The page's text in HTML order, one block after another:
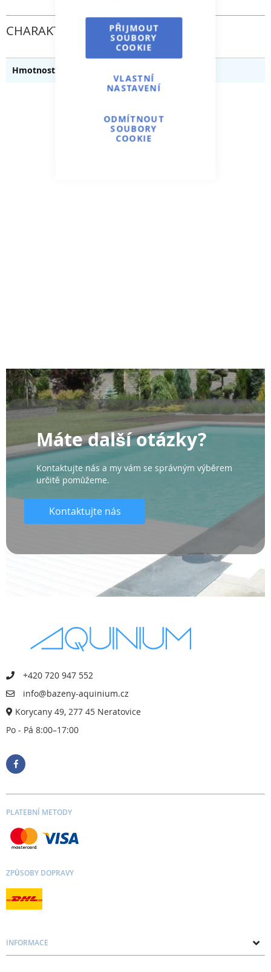
PŘIJMOUT
SOUBORY
COOKIE
VLASTNÍ
NASTAVENÍ
ODMÍTNOUT
SOUBORY
COOKIE
CHARAKTERISTICKÝ
Máte další otázky?
Kontaktujte nás a my vám se správným výběrem
určitě pomůžeme.
Kontaktujte nás
+420 720 947 552
info@bazeny-aquinium.cz
Korycany 49, 277 45 Neratovice
Po - Pá 8:00–17:00
PLATEBNÍ METODY
ZPŮSOBY DOPRAVY
INFORMACE